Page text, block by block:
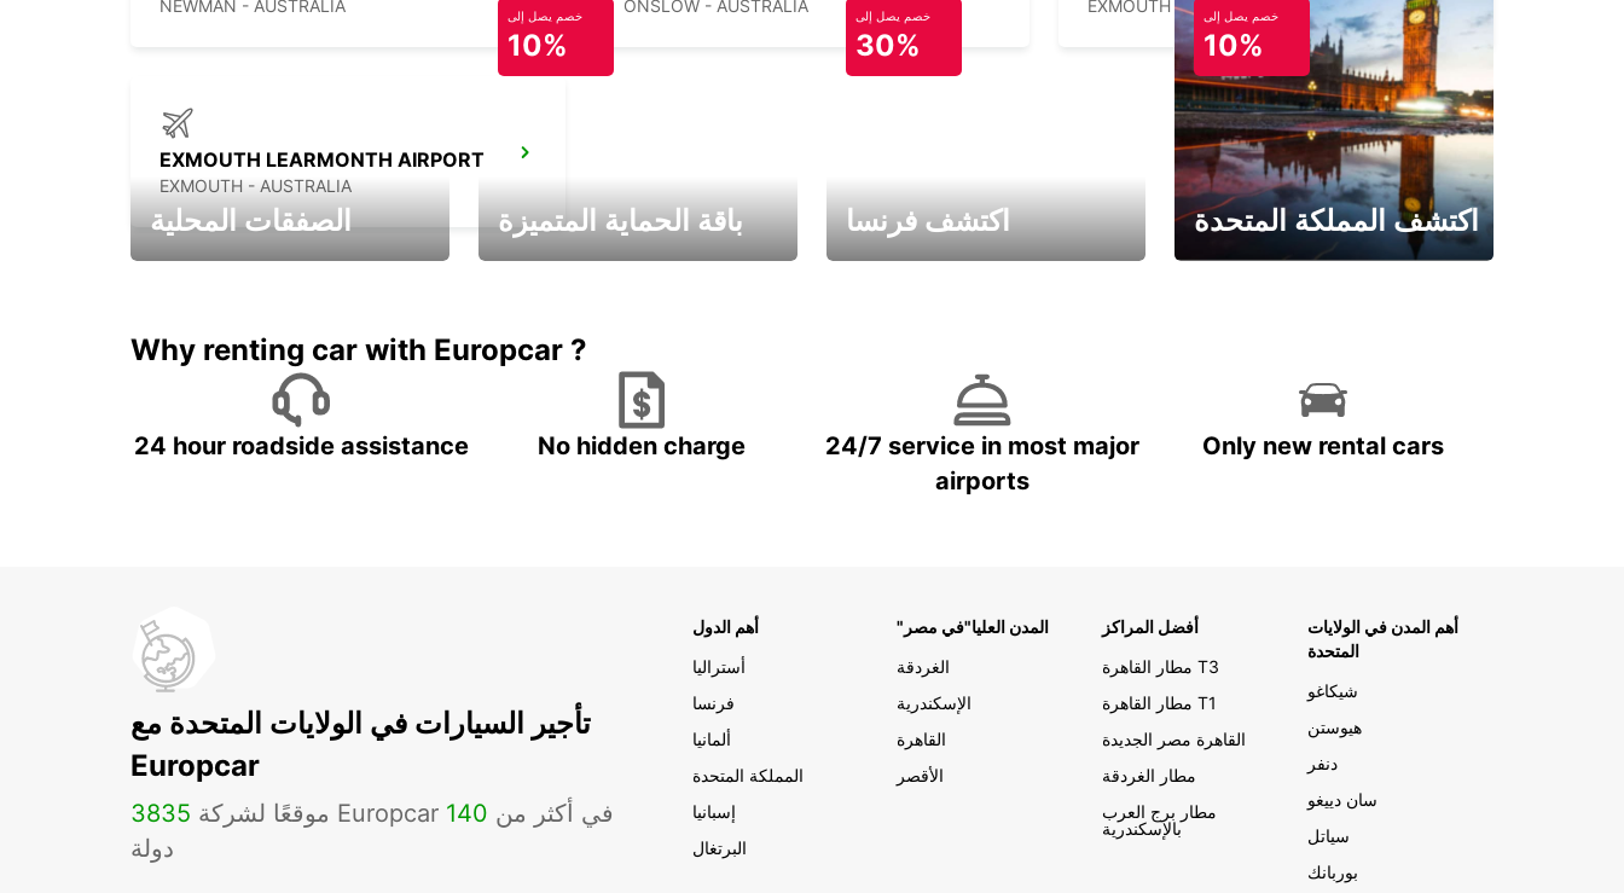
NEWMAN - AUSTRALIA ONSLOW - AUSTRALIA EXMOUTH - AUSTRALIA
EXMOUTH LEARMONTH AIRPORT
EXMOUTH - AUSTRALIA
الصفقات المحلية
خصم يصل إلى
10%
باقة الحماية المتميزة
خصم يصل إلى
30%
اكتشف فرنسا
خصم يصل إلى
10%
اكتشف المملكة المتحدة
Why renting car with Europcar ?
24 hour roadside assistance No hidden charge
24/7 service in most major
airports
Only new rental cars
تأجير السيارات في الولايات المتحدة مع
Europcar
3835 موقعًا لشركة Europcar في أكثر من 140
دولة
أهم الدول
أستراليا
فرنسا
ألمانيا
المملكة المتحدة
إسبانيا
البرتغال
"المدن العليا"في مصر
الغردقة
الإسكندرية
القاهرة
الأقصر
أفضل المراكز
مطار القاهرة T3
مطار القاهرة T1
القاهرة مصر الجديدة
مطار الغردقة
مطار برج العرب
بالإسكندرية
أهم المدن في الولايات
المتحدة
شيكاغو
هيوستن
دنفر
سان دييغو
سياتل
بوربانك